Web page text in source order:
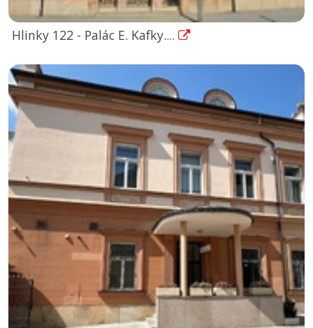
Hlinky 122 - Palác E. Kafky....